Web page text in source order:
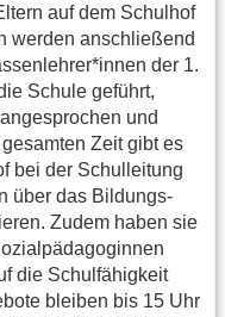
auf dem Schulhof
werden anschließend
der 1.
Schule geführt,
und
Zeit gibt es
bei der Schulleitung
über das Bildungs-
Zudem haben sie
die Schulfähigkeit
bleiben bis 15 Uhr